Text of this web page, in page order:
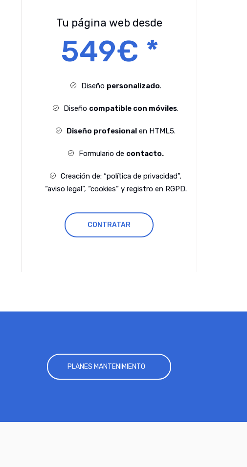
Tu página web desde
549€ *
Diseño personalizado.
Diseño compatible con móviles.
Diseño profesional en HTML5.
Formulario de contacto.
Creación de: “política de privacidad”,
“aviso legal”, “cookies” y registro en RGPD.
CONTRATAR
PLANES MANTENIMIENTO